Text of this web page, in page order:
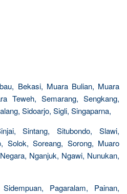
Bekasi, Muara Bulian, Muara
Teweh, Semarang, Sengkang,
Sidoarjo, Sigli, Singaparna,
Sintang, Situbondo, Slawi,
Solok, Soreang, Sorong, Muaro
Nganjuk, Ngawi, Nunukan,
Pagaralam, Painan,